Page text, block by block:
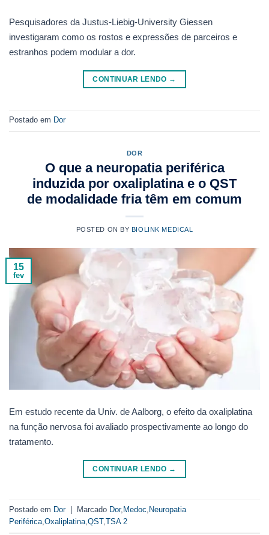
Pesquisadores da Justus-Liebig-University Giessen
investigaram como os rostos e expressões de parceiros e
estranhos podem modular a dor.
CONTINUAR LENDO →
Postado em Dor
DOR
O que a neuropatia periférica
induzida por oxaliplatina e o QST
de modalidade fria têm em comum
POSTED ON BY BIOLINK MEDICAL
15
fev
Em estudo recente da Univ. de Aalborg, o efeito da oxaliplatina
na função nervosa foi avaliado prospectivamente ao longo do
tratamento.
CONTINUAR LENDO →
Postado em Dor Marcado Dor, Medoc, Neuropatia
Periférica,Oxaliplatina,QST,TSA 2